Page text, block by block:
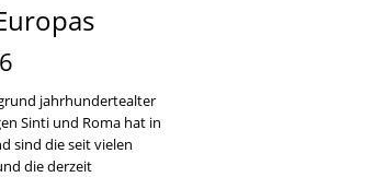
jahrhundertealter
Sinti und Roma hat in
sind die seit vielen
die derzeit